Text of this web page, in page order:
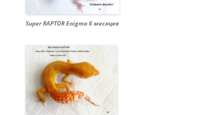
Super RAPTOR Enigma 6 месяцев